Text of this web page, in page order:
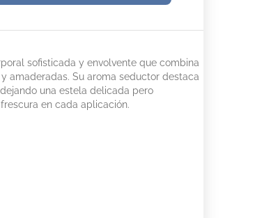
sofisticada y envolvente que combina
amaderadas. Su aroma seductor destaca
una estela delicada pero
en cada aplicación.